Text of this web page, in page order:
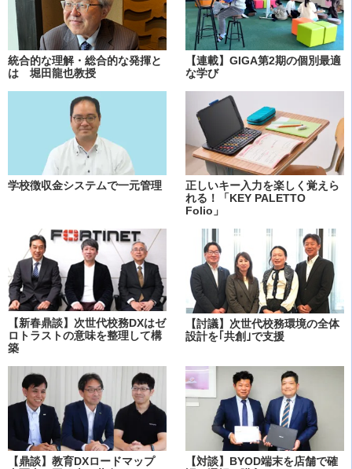
統合的な理解・総合的な発揮と
は 堀田龍也教授
【連載】GIGA第2期の個別最適
な学び
学校徴収金システムで一元管理
正しいキー入力を楽しく覚えら
れる！「KEY PALETTO
Folio」
【新春鼎談】次世代校務DXはゼ
ロトラストの意味を整理して構
築
【討議】次世代校務環境の全体
設計を｢共創｣で支援
【鼎談】教育DXロードマップ
【対談】BYOD端末を店舗で確